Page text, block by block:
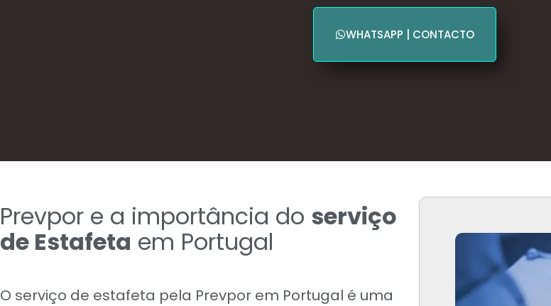
WHATSAPP | CONTACTO
Prevpor e a importância do serviço
de Estafeta em Portugal
O serviço de estafeta pela Prevpor em Portugal é uma